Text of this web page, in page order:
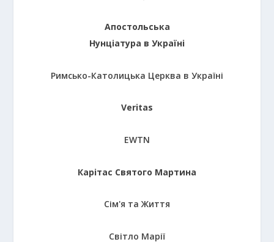
Апостольська
Нунціатура в Україні
Римсько-Католицька Церква в Україні
Veritas
EWTN
Карітас Святого Мартина
Сім'я та Життя
Світло Марії